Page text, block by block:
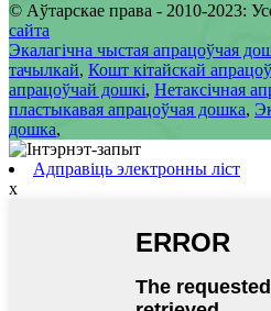
© Аўтарскае права - 2010-2023:
сайта
Экалагічна чыстая апрацоўчая
тачылкай, Кошт кітайскай
апрацоўчай дошкі, Нетаксічная
пластыкавая апрацоўчая дошка,
дошка,
Адправіць электронны ліст
x